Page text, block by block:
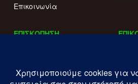
Επικοινωνία
ΕΠΙΣΚΟΠΗΣΗ
Κατάλογοι
Όροι χρήσης